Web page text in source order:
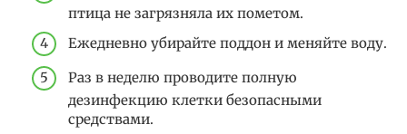
птица не загрязняла их пометом.
Ежедневно убирайте поддон и меняйте воду.
Раз в неделю проводите полную
дезинфекцию клетки безопасными
средствами.